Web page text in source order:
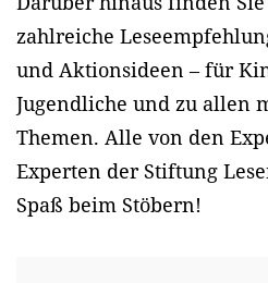
zahlreiche
und Aktionsideen – für
Jugendliche und zu allen
Themen. Alle von den
Experten der Stiftung
Spaß beim Stöbern!